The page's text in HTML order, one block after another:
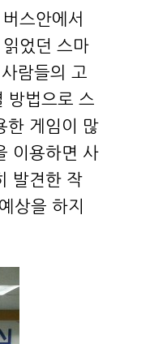
스안에서
었던 스마
람들의 고
방법으로 스
한 게임이 많
이용하면 사
발견한 작
상을 하지